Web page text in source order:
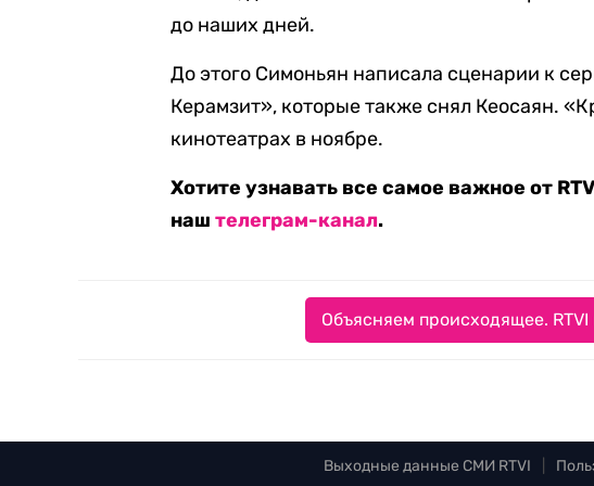
до наших дней.
До этого Симоньян написала сценарии к
Керамзит», которые также снял Кеосаян.
кинотеатрах в ноябре.
Хотите узнавать все самое важное от
наштелеграм-канал.
Объясняем происходящее. RTVI
Выходные данные СМИ RTVI